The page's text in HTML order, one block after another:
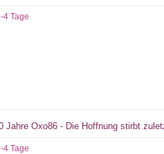
4 Tage
Jahre Oxo86 - Die Hoffnung stirbt
4 Tage